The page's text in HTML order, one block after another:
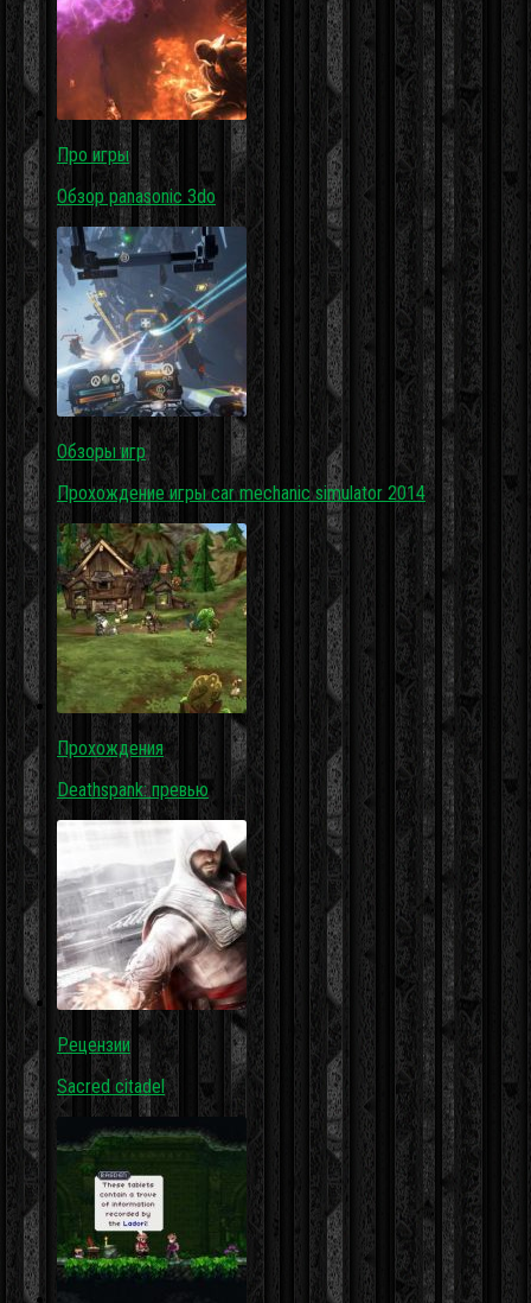
Про игры
Обзор panasonic 3do
Обзоры игр
Прохождение игры car mechanic simulator 2014
Прохождения
Deathspank: превью
Рецензии
Sacred citadel